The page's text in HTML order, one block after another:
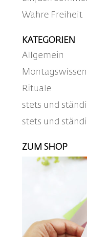
Wahre Freiheit
KATEGORIEN
Allgemein
Montagswissen
Rituale
stets und
stets und
ZUM SHOP